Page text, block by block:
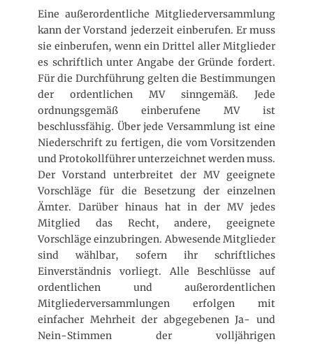
Eine außerordentliche Mitgliederversammlung
kann der Vorstand jederzeit einberufen. Er muss
sie einberufen, wenn ein Drittel aller Mitglieder
es schriftlich unter Angabe der Gründe fordert.
Für die Durchführung gelten die Bestimmungen
der ordentlichen MV sinngemäß. Jede
ordnungsgemäß einberufene MV ist
beschlussfähig. Über jede Versammlung ist eine
Niederschrift zu fertigen, die vom Vorsitzenden
und Protokollführer unterzeichnet werden muss.
Der Vorstand unterbreitet der MV geeignete
Vorschläge für die Besetzung der einzelnen
Ämter. Darüber hinaus hat in der MV jedes
Mitglied das Recht, andere, geeignete
Vorschläge einzubringen. Abwesende Mitglieder
sind wählbar, sofern ihr schriftliches
Einverständnis vorliegt. Alle Beschlüsse auf
ordentlichen und außerordentlichen
Mitgliederversammlungen erfolgen mit
einfacher Mehrheit der abgegebenen Ja- und
Nein-Stimmen der volljährigen